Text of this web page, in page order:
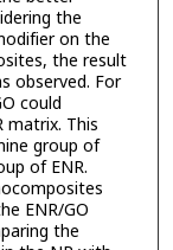
the
on the
the result
observed. For
could
matrix. This
group of
of ENR.
ENR/GO
the